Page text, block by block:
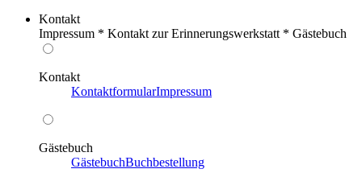
Kontakt
Impressum * Kontakt zur Erinnerungswerkstatt * Gästebuch
Kontakt
KontaktformularImpressum
Gästebuch
GästebuchBuchbestellung